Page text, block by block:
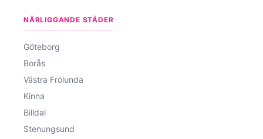
NÄRLIGGANDE STÄDER
Göteborg
Borås
Västra Frölunda
Kinna
Billdal
Stenungsund